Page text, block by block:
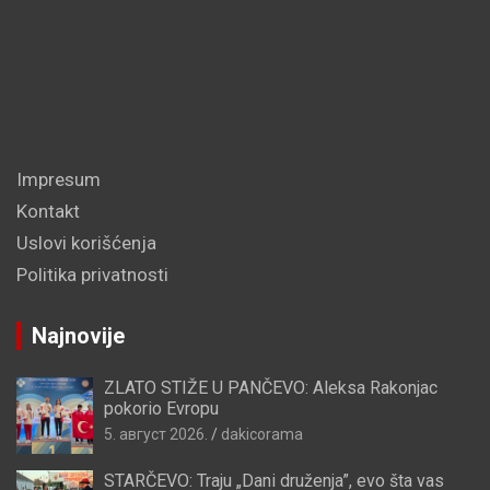
Impresum
Kontakt
Uslovi korišćenja
Politika privatnosti
Najnovije
ZLATO STIŽE U PANČEVO: Aleksa Rakonjac
pokorio Evropu
5. август 2026. dakicorama
STARČEVO: Traju „Dani druženja”, evo šta vas